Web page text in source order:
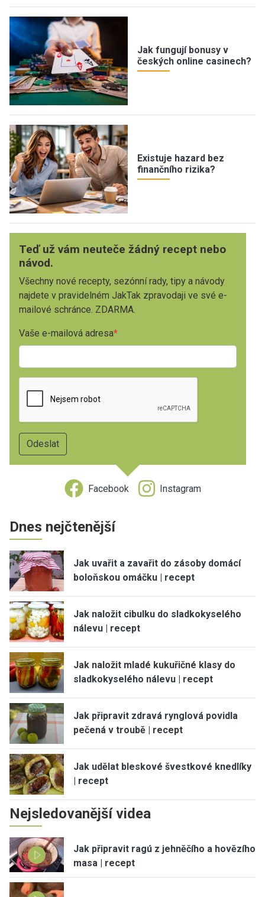
Jak fungují bonusy v
českých online casinech?
Existuje hazard bez
finančního rizika?
Teď už vám neuteče žádný recept nebo
návod.
Všechny nové recepty, sezónní rady, tipy a návody
najdete v pravidelném JakTak zpravodaji ve své e-
mailové schránce. ZDARMA.
Vaše e-mailová adresa
Facebook Instagram
Dnes nejčtenější
Jak uvařit a zavařit do zásoby domácí
boloňskou omáčku | recept
Jak naložit cibulku do sladkokyselého
nálevu | recept
Jak naložit mladé kukuřičné klasy do
sladkokyselého nálevu | recept
Jak připravit zdravá rynglová povidla
pečená v troubě | recept
Jak udělat bleskové švestkové knedlíky
| recept
Nejsledovanější videa
Jak připravit ragú z jehněčího a hovězího
masa | recept